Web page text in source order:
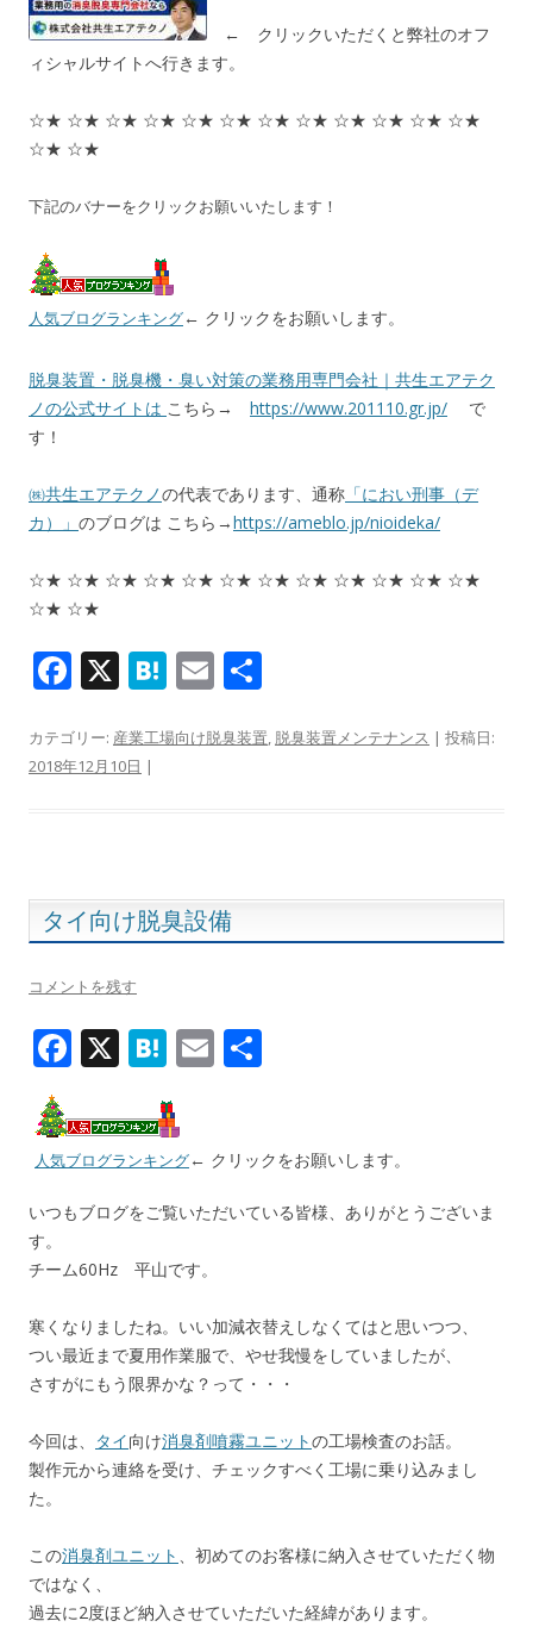
← クリックいただくと弊社のオフ
ィシャルサイトへ行きます。
☆★ ☆★ ☆★ ☆★ ☆★ ☆★ ☆★ ☆★ ☆★ ☆★ ☆★ ☆★
☆★ ☆★
下記のバナーをクリックお願いいたします！
人気ブログランキング← クリックをお願いします。
脱臭装置・脱臭機・臭い対策の業務用専門会社｜共生エアテク
ノの公式サイトは こちら→ https://www.201110.gr.jp/ で
す！
㈱共生エアテクノの代表であります、通称 「におい刑事（デ
カ）」 のブログは こちら→https://ameblo.jp/nioideka/
☆★ ☆★ ☆★ ☆★ ☆★ ☆★ ☆★ ☆★ ☆★ ☆★ ☆★ ☆★
☆★ ☆★
F
e
b
k
X H
e
E
ai
カテゴリー: 産業工場向け脱臭装置, 脱臭装置メンテナンス | 投稿日:
2018年12月10日 |
タイ向け脱臭設備
コメントを残す
F
e
b
o
o
k
X H
e
n
a
E
l
人気ブログランキング← クリックをお願いします。
いつもブログをご覧いただいている皆様、ありがとうございま
す。
チーム60Hz 平山です。
寒くなりましたね。いい加減衣替えしなくてはと思いつつ、
つい最近まで夏用作業服で、やせ我慢をしていましたが、
さすがにもう限界かな？って・・・
今回は、 タイ向け消臭剤噴霧ユニットの工場検査のお話。
製作元から連絡を受け、チェックすべく工場に乗り込みまし
た。
この消臭剤ユニット
、初めてのお客様に納入させていただく物
ではなく、
過去に2度ほど納入させていただいた経緯があります。